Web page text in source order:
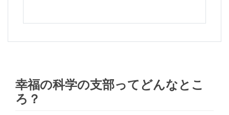
幸福の科学の支部ってどんなとこ
ろ？